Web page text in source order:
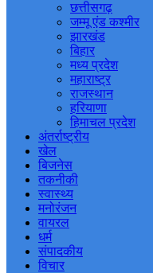
छत्तीसगढ़
जम्मू एंड कश्मीर
झारखंड
बिहार
मध्य प्रदेश
महाराष्ट्र
राजस्थान
हरियाणा
हिमाचल प्रदेश
अंतर्राष्ट्रीय
खेल
बिजनेस
तकनीकी
स्वास्थ्य
मनोरंजन
वायरल
धर्म
संपादकीय
विचार